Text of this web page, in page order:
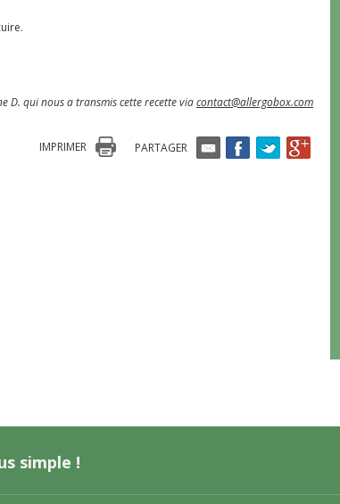
D. qui nous a transmis cette recette viacontact@allergobox.com
PARTAGER
IMPRIMER
simple !